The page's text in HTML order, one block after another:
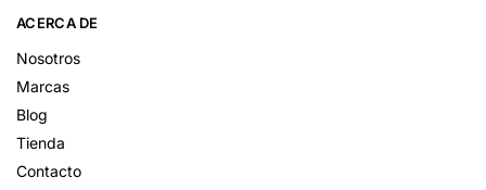
ACERCA DE
Nosotros
Marcas
Blog
Tienda
Contacto